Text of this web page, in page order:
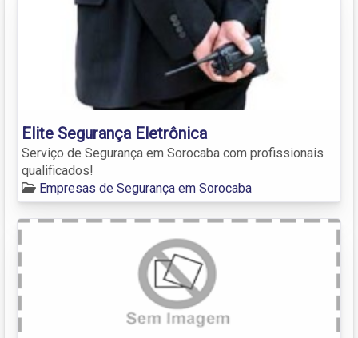
Elite Segurança Eletrônica
Serviço de Segurança em Sorocaba com profissionais
qualificados!
Empresas de Segurança em Sorocaba